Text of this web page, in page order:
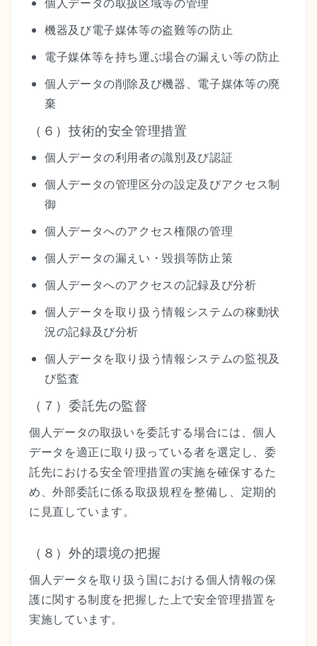
機器及び電子媒体等の盗難等の防止
電子媒体等を持ち運ぶ場合の漏えい等の防止
個人データの削除及び機器、電子媒体等の廃
棄
（６）技術的安全管理措置
個人データの利用者の識別及び認証
個人データの管理区分の設定及びアクセス制
御
個人データへのアクセス権限の管理
個人データの漏えい・毀損等防止策
個人データへのアクセスの記録及び分析
個人データを取り扱う情報システムの稼動状
況の記録及び分析
個人データを取り扱う情報システムの監視及
び監査
（７）委託先の監督
個人データの取扱いを委託する場合には、個人
データを適正に取り扱っている者を選定し、委
託先における安全管理措置の実施を確保するた
め、外部委託に係る取扱規程を整備し、定期的
に見直しています。
（８）外的環境の把握
個人データを取り扱う国における個人情報の保
護に関する制度を把握した上で安全管理措置を
実施しています。